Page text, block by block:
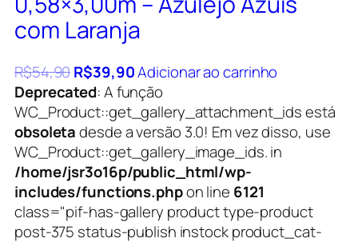
com Laranja
R$54,90R$39,90Adicionar ao carrinho
Deprecated: A função
WC_Product::get_gallery_attachment_ids está
obsoletadesde a versão 3.0! Em vez disso, use
WC_Product::get_gallery_image_ids. in
/home/jsr3o16p/public_html/wp-
includes/functions.phpon line 6121
class="pif-has-gallery product type-product
post-375 status-publish instock product_cat-